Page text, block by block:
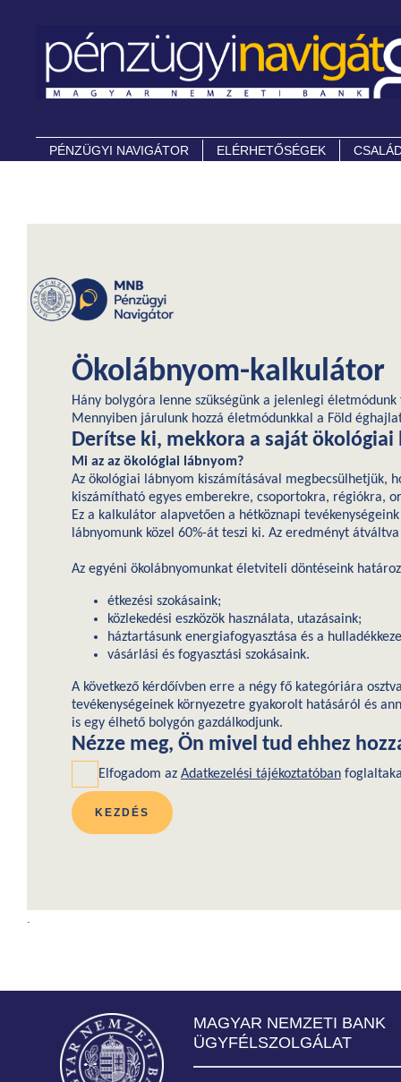
PÉNZÜGYI NAVIGÁTOR ELÉRHETŐSÉGEK
.
MAGYAR NEMZETI BANK
ÜGYFÉLSZOLGÁLAT